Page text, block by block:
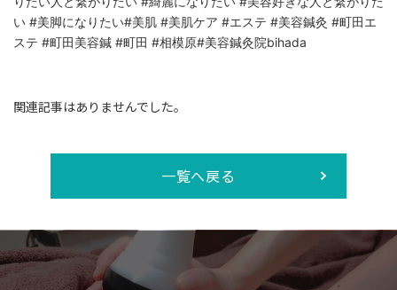
関連記事はありませんでした。
一覧へ戻る